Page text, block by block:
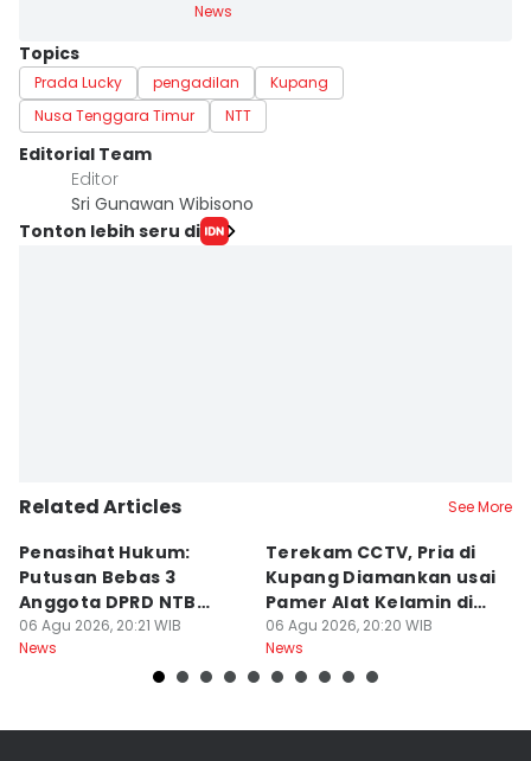
News
Topics
Prada Lucky pengadilan
Kupang
Nusa Tenggara Timur
NTT
Editorial Team
Editor
Sri Gunawan Wibisono
Tonton lebih seru di
Related Articles See More
Penasihat Hukum:
Putusan Bebas 3
Anggota DPRD NTB
Bersifat Final
06 Agu 2026, 20:21 WIB
News
Terekam CCTV, Pria di
Kupang Diamankan usai
Pamer Alat Kelamin di
Kios
06 Agu 2026, 20:20 WIB
News